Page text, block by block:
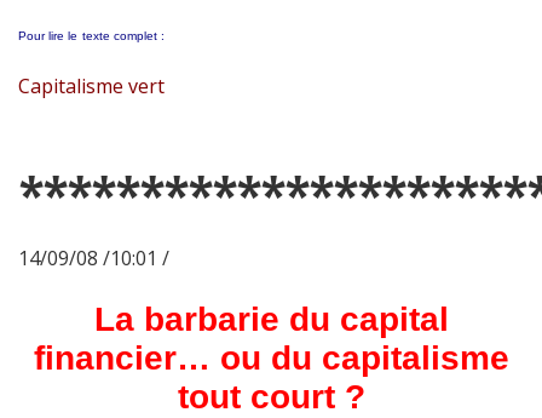
Pour lire le texte complet :
Capitalisme vert
14/09/08 /10:01 /
La barbarie du capital
financier… ou du capitalisme
tout court ?